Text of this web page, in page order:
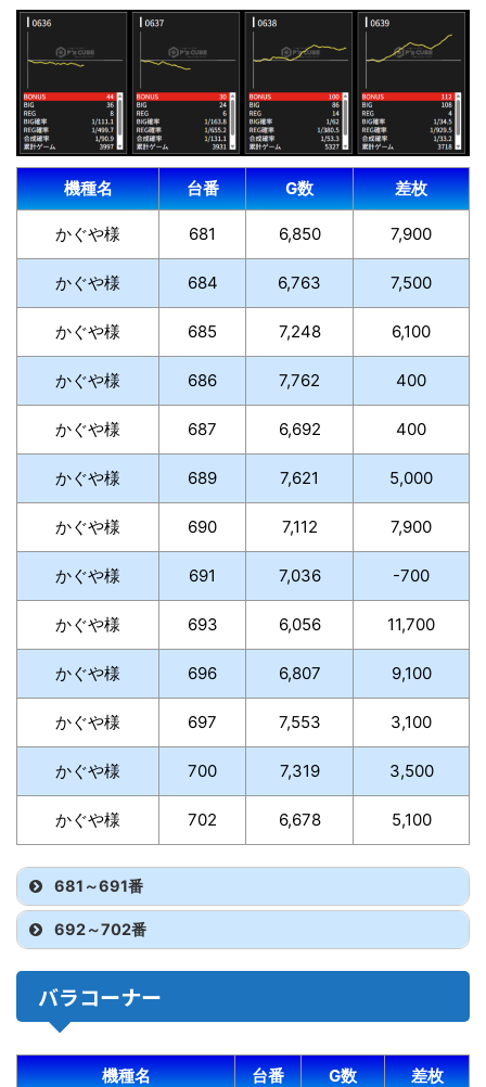
機種名 台番 G数 差枚
かぐや様 681 6,850 7,900
かぐや様 684 6,763 7,500
かぐや様 685 7,248 6,100
かぐや様 686 7,762 400
かぐや様 687 6,692 400
かぐや様 689 7,621 5,000
かぐや様 690 7,112 7,900
かぐや様 691 7,036 -700
かぐや様 693 6,056 11,700
かぐや様 696 6,807 9,100
かぐや様 697 7,553 3,100
かぐや様 700 7,319 3,500
かぐや様 702 6,678 5,100
681～691番
692～702番
バラコーナー
機種名 台番 G数 差枚